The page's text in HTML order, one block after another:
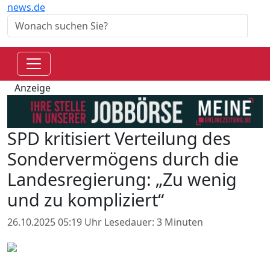
news.de
Anzeige
SPD kritisiert Verteilung des
Sondervermögens durch die
Landesregierung: „Zu wenig
und zu kompliziert“
26.10.2025 05:19 Uhr Lesedauer: 3 Minuten